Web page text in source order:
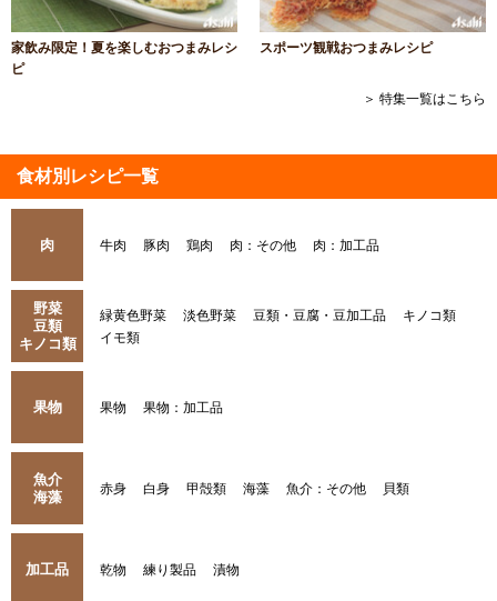
家飲み限定！夏を楽しむおつまみレシ
ピ
スポーツ観戦おつまみレシピ
＞ 特集一覧はこちら
食材別レシピ一覧
肉 牛肉 豚肉 鶏肉 肉：その他 肉：加工品
野菜
豆類
キノコ類
緑黄色野菜 淡色野菜 豆類・豆腐・豆加工品
キノコ類
イモ類
果物 果物 果物：加工品
魚介
海藻
赤身 白身 甲殻類 海藻 魚介：その他 貝類
加工品 乾物 練り製品 漬物